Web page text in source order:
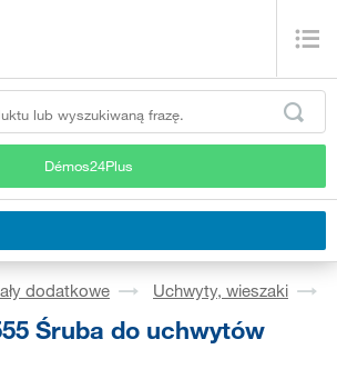
Démos24Plus
dodatkowe Uchwyty, wieszaki
Śruba do uchwytów